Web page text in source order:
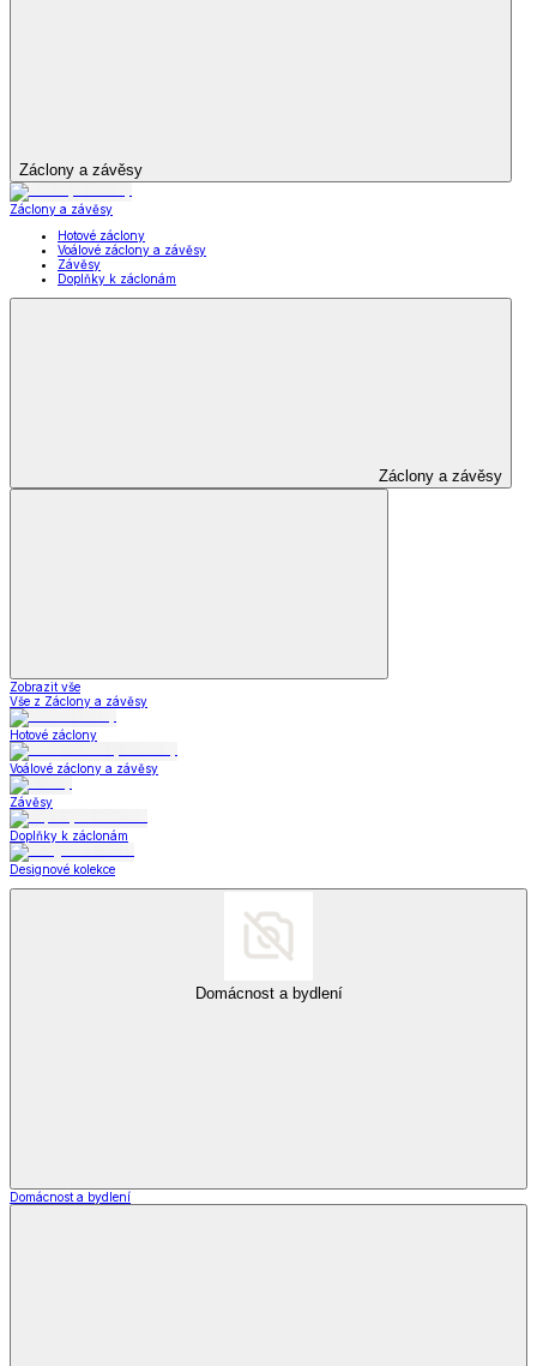
Záclony a závěsy
Záclony a závěsy
Hotové záclony
Voálové záclony a závěsy
Závěsy
Doplňky k záclonám
Záclony a závěsy
Zobrazit vše
Vše z Záclony a závěsy
Hotové záclony
Voálové záclony a závěsy
Závěsy
Doplňky k záclonám
Designové kolekce
Domácnost a bydlení
Domácnost a bydlení